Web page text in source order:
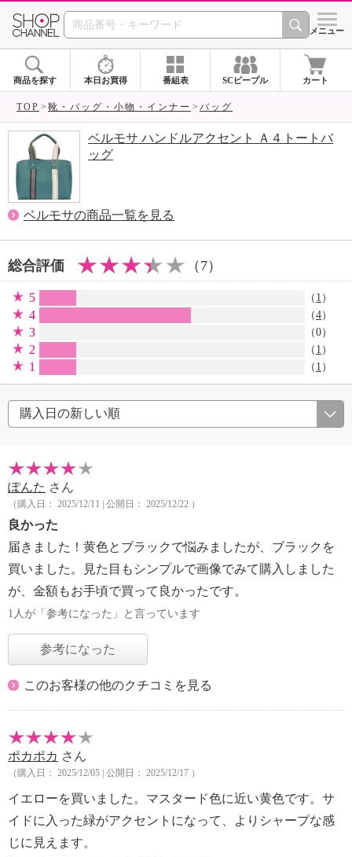
SHOP CHANNEL シメニュー
商品を探す 本日お買得 番組表 SCピープル カート
TOP 靴・バッグ・小物・インナー バッグ
ベルモサ ハンドルアクセント Ａ４トートバ
ッグ
ベルモサの商品一覧を見る
総合評価 （7）
5 （ 1 ）
4 （4）
3 （0）
2 （ 1 ）
1 （ 1 ）
ぽんた さん
（購入日： 2025/12/11 | 公開日： 2025/12/22 ）
良かった
届きました！黄色とブラックで悩みましたが、ブラックを
買いました。見た目もシンプルで画像でみて購入しました
が、金額もお手頃で買って良かったです。
1人が「参考になった」と言っています
参考になった
このお客様の他のクチコミを見る
ポカポカ さん
（購入日： 2025/12/05 | 公開日： 2025/12/17 ）
イエローを買いました。マスタード色に近い黄色です。サ
イドに入った緑がアクセントになって、よりシャープな感
じに見えます。